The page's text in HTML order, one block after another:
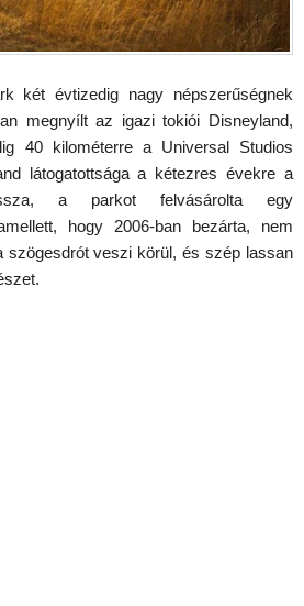
két évtizedig nagy népszerűségnek
megnyílt az igazi tokiói Disneyland,
40 kilométerre a Universal Studios
látogatottsága a kétezres évekre a
a parkot felvásárolta egy
hogy 2006-ban bezárta, nem
szögesdrót veszi körül, és szép lassan